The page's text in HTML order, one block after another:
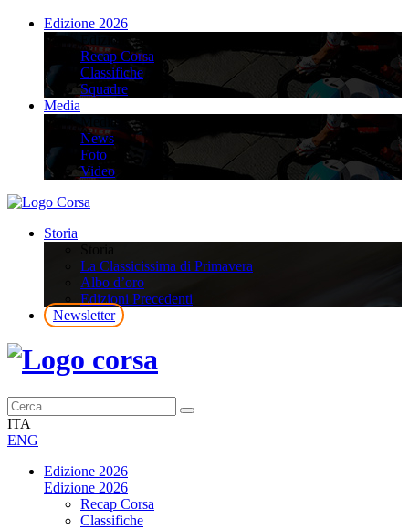
Edizione 2026
Edizione 2026
Recap Corsa
Classifiche
Squadre
Media
Media
News
Foto
Video
Storia
La Classicissima di Primavera
Albo d’oro
Edizioni Precedenti
Newsletter
ITA
ENG
Edizione 2026
Edizione 2026
Recap Corsa
Classifiche